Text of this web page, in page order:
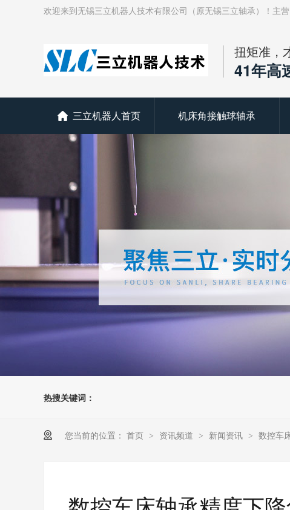
欢迎来到无锡三立机器人技术有限公司（原无锡三立轴承）！主
扭矩准，
41年高
三立机器人首页 机床角接触球轴承
热搜关键词：
您当前的位置： 首页 > 资讯频道 > 新闻资讯 > 数控车